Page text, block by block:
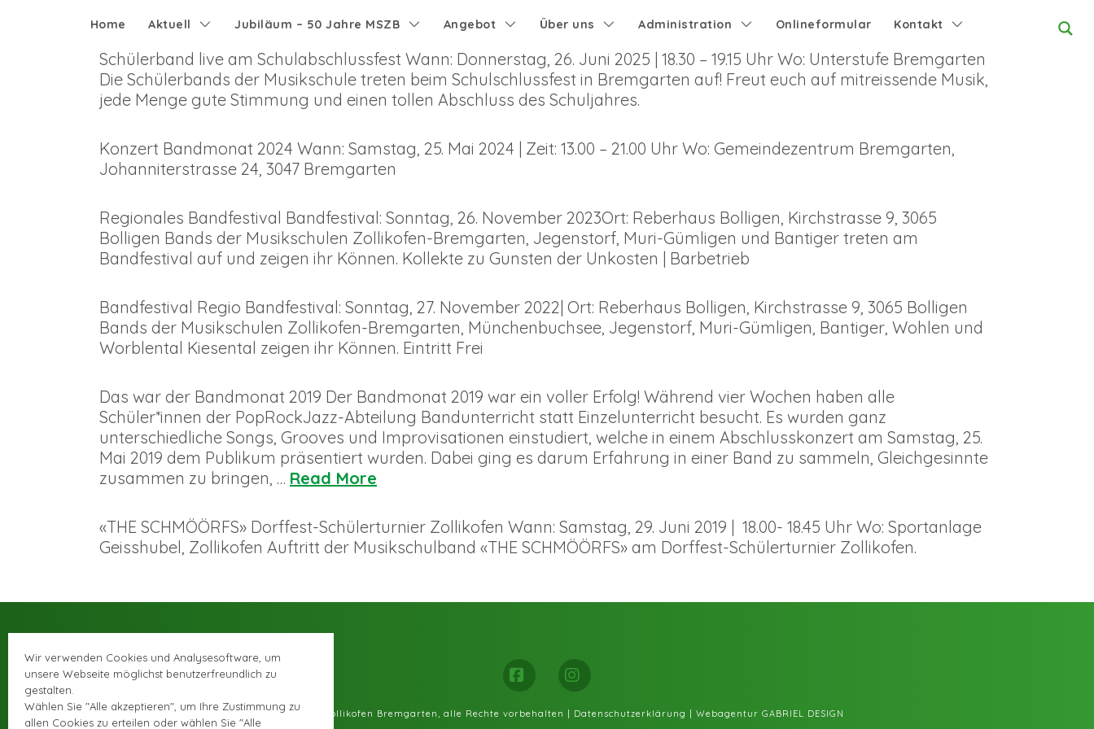
Home Aktuell Jubiläum – 50 Jahre MSZB Angebot Über uns Administration Onlineformular Kontakt
Schülerband live am Schulabschlussfest Wann: Donnerstag, 26. Juni 2025 | 18.30 – 19.15 Uhr Wo: Unterstufe Bremgarten
Die Schülerbands der Musikschule treten beim Schulschlussfest in Bremgarten auf! Freut euch auf mitreissende Musik,
jede Menge gute Stimmung und einen tollen Abschluss des Schuljahres.
Konzert Bandmonat 2024 Wann: Samstag, 25. Mai 2024 | Zeit: 13.00 – 21.00 Uhr Wo: Gemeindezentrum Bremgarten,
Johanniterstrasse 24, 3047 Bremgarten
Regionales Bandfestival Bandfestival: Sonntag, 26. November 2023Ort: Reberhaus Bolligen, Kirchstrasse 9, 3065
Bolligen Bands der Musikschulen Zollikofen-Bremgarten, Jegenstorf, Muri-Gümligen und Bantiger treten am
Bandfestival auf und zeigen ihr Können. Kollekte zu Gunsten der Unkosten | Barbetrieb
Bandfestival Regio Bandfestival: Sonntag, 27. November 2022| Ort: Reberhaus Bolligen, Kirchstrasse 9, 3065 Bolligen
Bands der Musikschulen Zollikofen-Bremgarten, Münchenbuchsee, Jegenstorf, Muri-Gümligen, Bantiger, Wohlen und
Worblental Kiesental zeigen ihr Können. Eintritt Frei
Das war der Bandmonat 2019 Der Bandmonat 2019 war ein voller Erfolg! Während vier Wochen haben alle
Schüler*innen der PopRockJazz-Abteilung Bandunterricht statt Einzelunterricht besucht. Es wurden ganz
unterschiedliche Songs, Grooves und Improvisationen einstudiert, welche in einem Abschlusskonzert am Samstag, 25.
Mai 2019 dem Publikum präsentiert wurden. Dabei ging es darum Erfahrung in einer Band zu sammeln, Gleichgesinnte
zusammen zu bringen, … Read More
«THE SCHMÖÖRFS» Dorffest-Schülerturnier Zollikofen Wann: Samstag, 29. Juni 2019 | 18.00- 18.45 Uhr Wo: Sportanlage
Geisshubel, Zollikofen Auftritt der Musikschulband «THE SCHMÖÖRFS» am Dorffest-Schülerturnier Zollikofen.
FacebookInstagram
© Musikschule Zollikofen Bremgarten, alle Rechte vorbehalten | Datenschutzerklärung Webagentur GABRIEL DESIGN
Wir verwenden Cookies und Analysesoftware, um
unsere Webseite möglichst benutzerfreundlich zu
gestalten.
Wählen Sie "Alle akzeptieren", um Ihre Zustimmung zu
allen Cookies zu erteilen oder wählen Sie "Alle